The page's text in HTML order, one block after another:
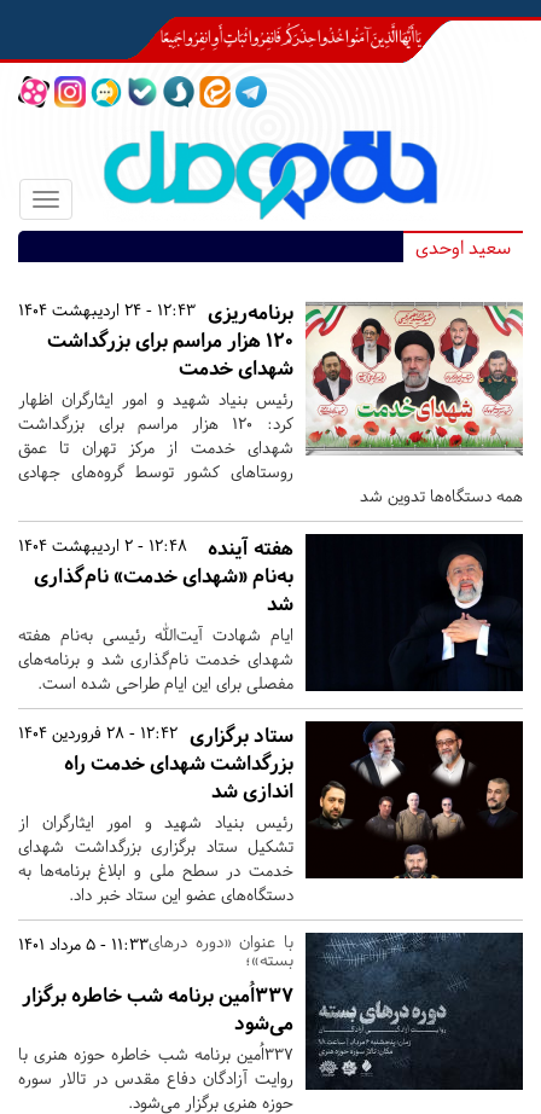
Toggle
سعید اوحدی
12:43 - 24 اردیبهشت 1404 برنامه‌ریزی
۱۲۰ هزار مراسم برای بزرگداشت
شهدای خدمت
رئیس بنیاد شهید و امور ایثارگران اظهار
کرد: ۱۲۰ هزار مراسم برای بزرگداشت
شهدای خدمت از مرکز تهران تا عمق
روستاهای کشور توسط گروه‌های جهادی
همه دستگاه‌ها تدوین شد
12:48 - 2 اردیبهشت 1404
هفته آینده
به‌نام «شهدای خدمت» نام‌گذاری
شد
ایام شهادت آیت‌الله رئیسی به‌نام هفته
شهدای خدمت نام‌گذاری شد و برنامه‌های
مفصلی برای این ایام طراحی شده است.
12:42 - 28 فروردین 1404 ستاد برگزاری
بزرگداشت شهدای خدمت راه
اندازی شد
رئیس بنیاد شهید و امور ایثارگران از
تشکيل ستاد برگزاری بزرگداشت شهدای
خدمت در سطح ملی و ابلاغ برنامه‌ها به
دستگاه‌های عضو این ستاد خبر داد.
11:33 - 5 مرداد 1401با عنوان «دوره درهای
بسته»؛
۳۳۷اُمین برنامه شب خاطره برگزار
می‌شود
۳۳۷اُمین برنامه شب خاطره حوزه هنری با
روایت آزادگان دفاع مقدس در تالار سوره
حوزه هنری برگزار می‌شود.